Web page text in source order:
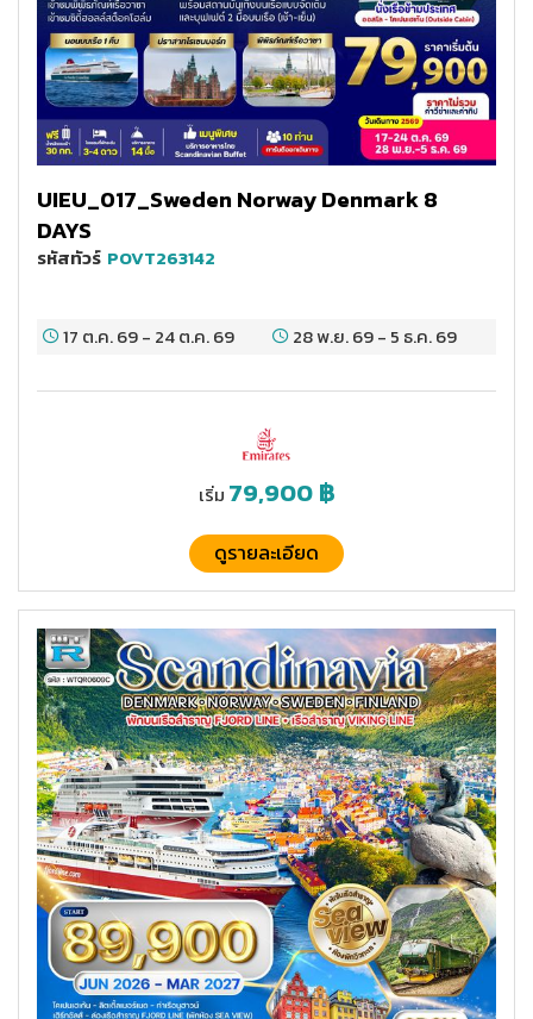
UIEU_017_Sweden Norway Denmark 8
DAYS
รหัสทัวร์ POVT263142
17 ต.ค. 69- 24 ต.ค. 69 28 พ.ย. 69- 5 ธ.ค. 69
เริ่ม 79,900฿
ดูรายละเอียด